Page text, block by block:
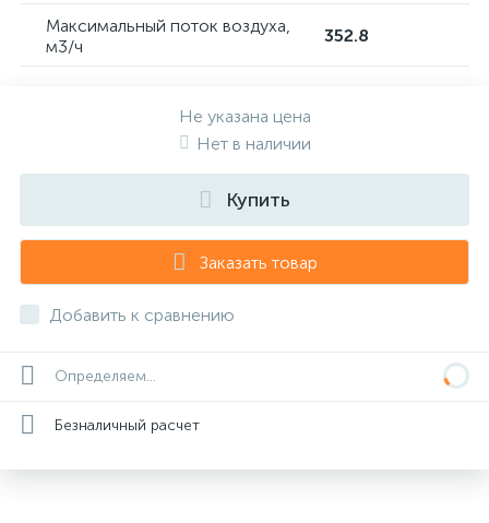
Максимальный поток воздуха,
м3/ч
352.8
Не указана цена
Нет в наличии
Купить
Заказать товар
Добавить к сравнению
Определяем...
Безналичный расчет